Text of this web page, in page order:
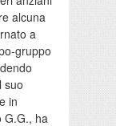
alcuna
a
gruppo
suo
in
G.G., ha